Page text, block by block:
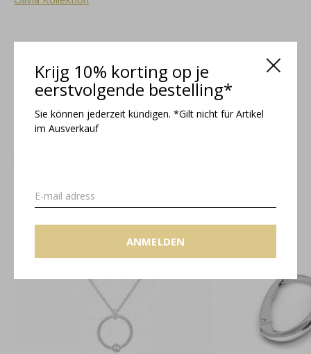
Krijg 10% korting op je
eerstvolgende bestelling*
Sie können jederzeit kündigen. *Gilt nicht für Artikel
im Ausverkauf
ANMELDEN
Schmuckschatulle in kostenfreie Geschenkverpackung
Schmuck passend machen? Bitte kontaktieren Sie uns!